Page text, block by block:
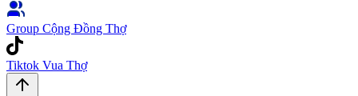
Group Cộng Đồng Thợ
Tiktok Vua Thợ